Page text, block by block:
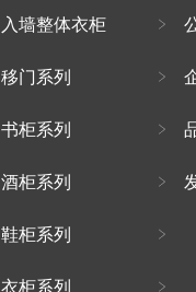
入墙整体衣柜
移门系列
书柜系列
酒柜系列
鞋柜系列
衣柜系列